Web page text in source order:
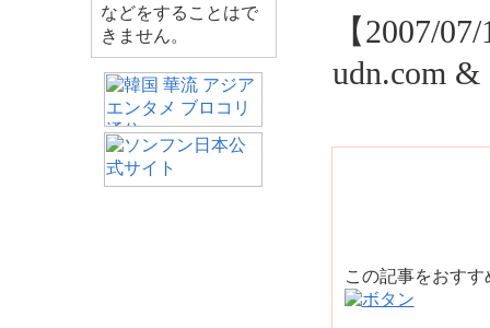
などをすることはで
きません。
【2007/
udn.com
この記事をおす